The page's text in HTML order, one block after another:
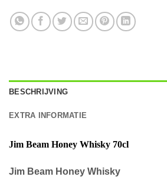
BESCHRIJVING
EXTRA INFORMATIE
Jim Beam Honey Whisky 70cl
Jim Beam Honey Whisky